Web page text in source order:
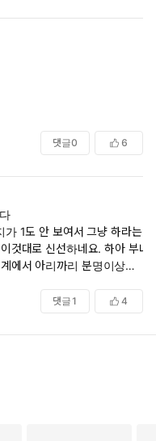
타옴요 배란기때 봅시다 작
댓글0 6
1도 안 보여서 그냥 하라는
것대로 신선하네요. 하아 부녀
까리 분명이상한데
인트 하는도중에 최면이 깬듯
계속가야한다고 봅니다.
여주세요 ㅋㅋㅋㅋ존꼴 ㅋ
댓글 1 4